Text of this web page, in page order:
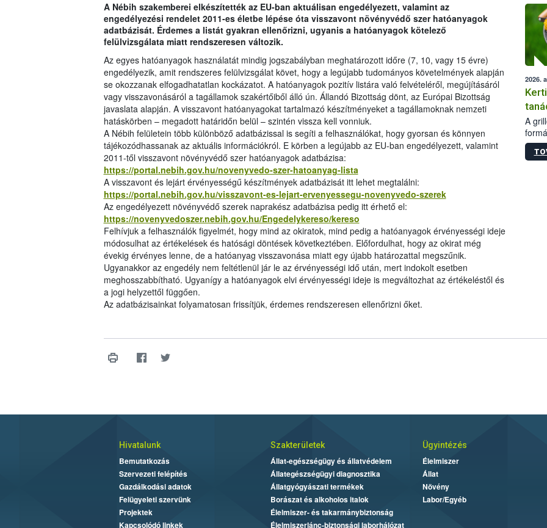
A Nébih szakemberei elkészítették az EU-ban aktuálisan engedélyezett, valamint az
engedélyezési rendelet 2011-es életbe lépése óta visszavont növényvédő szer hatóanyagok
adatbázisát. Érdemes a listát gyakran ellenőrizni, ugyanis a hatóanyagok kötelező
felülvizsgálata miatt rendszeresen változik.
Az egyes hatóanyagok használatát mindig jogszabályban meghatározott időre (7, 10, vagy 15 évre)
engedélyezik, amit rendszeres felülvizsgálat követ, hogy a legújabb tudományos követelmények alapján
se okozzanak elfogadhatatlan kockázatot. A hatóanyagok pozitív listára való felvételéről, megújításáról
vagy visszavonásáról a tagállamok szakértőiből álló ún. Állandó Bizottság dönt, az Európai Bizottság
javaslata alapján. A visszavont hatóanyagokat tartalmazó készítményeket a tagállamoknak nemzeti
hatáskörben – megadott határidőn belül – szintén vissza kell vonniuk.
A Nébih felületein több különböző adatbázissal is segíti a felhasználókat, hogy gyorsan és könnyen
tájékozódhassanak az aktuális információkról. E körben a legújabb az EU-ban engedélyezett, valamint
2011-től visszavont növényvédő szer hatóanyagok adatbázisa:
https://portal.nebih.gov.hu/novenyvedo-szer-hatoanyag-lista
A visszavont és lejárt érvényességű készítmények adatbázisát itt lehet megtalálni:
https://portal.nebih.gov.hu/visszavont-es-lejart-ervenyessegu-novenyvedo-szerek
Az engedélyezett növényvédő szerek naprakész adatbázisa pedig itt érhető el:
https://novenyvedoszer.nebih.gov.hu/Engedelykereso/kereso
Felhívjuk a felhasználók figyelmét, hogy mind az okiratok, mind pedig a hatóanyagok érvényességi ideje
módosulhat az értékelések és hatósági döntések következtében. Előfordulhat, hogy az okirat még
évekig érvényes lenne, de a hatóanyag visszavonása miatt egy újabb határozattal megszűnik.
Ugyanakkor az engedély nem feltétlenül jár le az érvényességi idő után, mert indokolt esetben
meghosszabbítható. Ugyanígy a hatóanyagok elvi érvényességi ideje is megváltozhat az értékeléstől és
a jogi helyzettől függően.
Az adatbázisainkat folyamatosan frissítjük, érdemes rendszeresen ellenőrizni őket.
Az
2026.
A
Hivatalunk
Bemutatkozás
Szervezeti felépítés
Gazdálkodási adatok
Felügyeleti szervünk
Projektek
Kapcsolódó linkek
Szakterületek
Állat-egészségügy és állatvédelem
Állategészségügyi diagnosztika
Állatgyógyászati termékek
Borászat és alkoholos italok
Élelmiszer- és takarmánybiztonság
Élelmiszerlánc-biztonsági laborhálózat
Ügyintézés
Élelmiszer
Állat
Növény
Labor/Egyéb